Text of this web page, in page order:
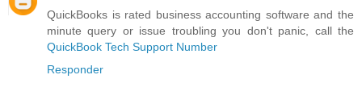
QuickBooks is rated business accounting software and the
minute query or issue troubling you don't panic, call the
QuickBook Tech Support Number
Responder